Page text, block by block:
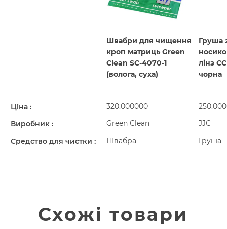
Ціна
Виробник
Средство для чистки
Швабри для чищення
кроп матриць Green
Clean SC-4070-1
(волога, суха)
320.000000
Green Clean
Швабра
Груша
лінз
чорна
JJC
Груша
Схожі товари